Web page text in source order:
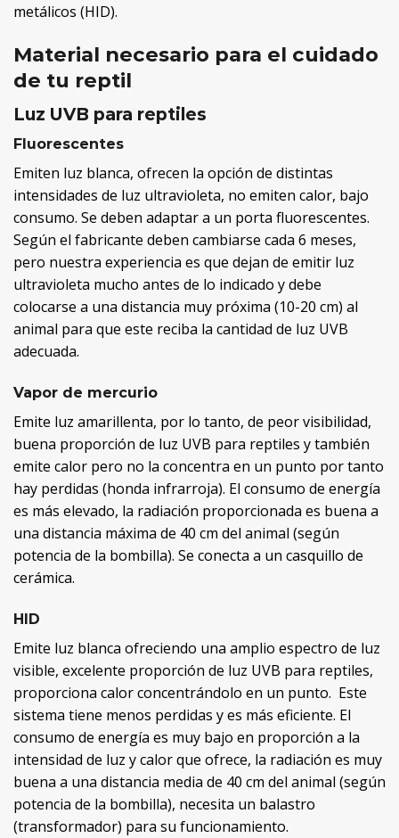
metálicos (HID).
Material necesario para el cuidado
de tu reptil
Luz UVB para reptiles
Fluorescentes
Emiten luz blanca, ofrecen la opción de distintas
intensidades de luz ultravioleta, no emiten calor, bajo
consumo. Se deben adaptar a un porta fluorescentes.
Según el fabricante deben cambiarse cada 6 meses,
pero nuestra experiencia es que dejan de emitir luz
ultravioleta mucho antes de lo indicado y debe
colocarse a una distancia muy próxima (10-20 cm) al
animal para que este reciba la cantidad de luz UVB
adecuada.
Vapor de mercurio
Emite luz amarillenta, por lo tanto, de peor visibilidad,
buena proporción de luz UVB para reptiles y también
emite calor pero no la concentra en un punto por tanto
hay perdidas (honda infrarroja). El consumo de energía
es más elevado, la radiación proporcionada es buena a
una distancia máxima de 40 cm del animal (según
potencia de la bombilla). Se conecta a un casquillo de
cerámica.
HID
Emite luz blanca ofreciendo una amplio espectro de luz
visible, excelente proporción de luz UVB para reptiles,
proporciona calor concentrándolo en un punto. Este
sistema tiene menos perdidas y es más eficiente. El
consumo de energía es muy bajo en proporción a la
intensidad de luz y calor que ofrece, la radiación es muy
buena a una distancia media de 40 cm del animal (según
potencia de la bombilla), necesita un balastro
(transformador) para su funcionamiento.